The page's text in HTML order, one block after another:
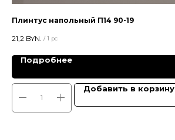
Плинтус напольный П14 90-19
21,2 BYN. / 1 pc
Подробнее
Добавить в корзину